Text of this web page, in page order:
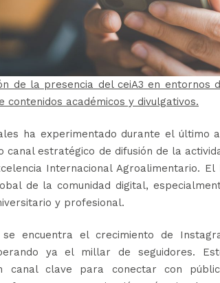
de la presencia del ceiA3 en entornos
contenidos académicos y divulgativos.
ha experimentado durante el último
canal estratégico de difusión de la
Internacional Agroalimentario.
de la comunidad digital,
y profesional.
encuentra el crecimiento de
ya el millar de seguidores.
canal clave para conectar con